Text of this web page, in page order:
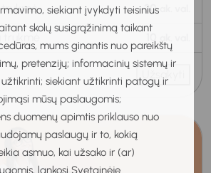
siekiant įvykdyti teisinius
skolų susigrąžinimą taikant
mums ginantis nuo pareikštų
pretenzijų; informacinių sistemų ir
siekiant užtikrinti patogų ir
mūsų paslaugomis;
duomenų apimtis priklauso nuo
paslaugų ir to, kokią
asmuo, kai užsako ir (ar)
lankosi Svetainėje.
trukmė 30